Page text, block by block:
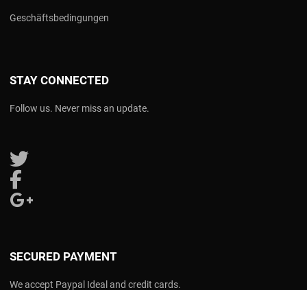
Geschäftsbedingungen
STAY CONNECTED
Follow us. Never miss an update.
Follow us on Twitter
SECURED PAYMENT
We accept Paypal Ideal and credit cards.